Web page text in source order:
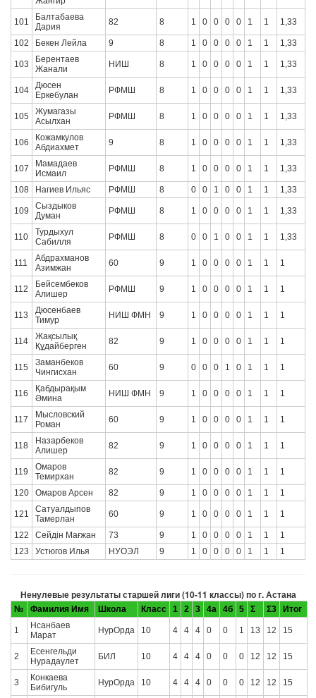
101
Балтабаева
Дария
82 8 1 0 0 0 0 1 1 1,33
102 Бекен Лейла 9 8 1 0 0 0 0 1 1 1,33
103
Берентаев
Жанали
НИШ 8 1 0 0 0 0 1 1 1,33
104
Дюсен
Еркебулан
РФМШ 8 1 0 0 0 0 1 1 1,33
105
Жумагазы
Асылхан
РФМШ 8 1 0 0 0 0 1 1 1,33
106
Кожамкулов
Абдиахмет
9 8 1 0 0 0 0 1 1 1,33
107
Мамадаев
Исмаил
РФМШ 8 1 0 0 0 0 1 1 1,33
108 Нагиев Ильяс РФМШ 8 0 0 1 0 0 1 1 1,33
109
Сыздыков
Думан
РФМШ 8 1 0 0 0 0 1 1 1,33
110
Турдыхул
Сабилля
РФМШ 8 0 0 1 0 0 1 1 1,33
111
Абдрахманов
Азимжан
60 9 1 0 0 0 0 1 1 1
112
Бейсембеков
Алишер
РФМШ 9 1 0 0 0 0 1 1 1
113
Дюсенбаев
Тимур
НИШ ФМН 9 1 0 0 0 0 1 1 1
114
Жақсылық
Құдайберген
82 9 1 0 0 0 0 1 1 1
115
Заманбеков
Чингисхан
60 9 0 0 0 1 0 1 1 1
116
Қабдырақым
Әмина
НИШ ФМН 9 1 0 0 0 0 1 1 1
117
Мысловский
Роман
60 9 1 0 0 0 0 1 1 1
118
Назарбеков
Алишер
82 9 1 0 0 0 0 1 1 1
119
Омаров
Темирхан
82 9 1 0 0 0 0 1 1 1
120 Омаров Арсен 82 9 1 0 0 0 0 1 1 1
121
Сатуалдыпов
Тамерлан
60 9 1 0 0 0 0 1 1 1
122 Сейдін Мағжан 73 9 1 0 0 0 0 1 1
1
123
Устюгов Илья НУОЭЛ 9 1 0 0 0 0 1 1 1
Ненулевые результаты старшей лиги (10-11 классы) по г. Астана
№ Фамилия Имя Школа Класс 1 2 3 4а 4б 5 Σ Σ3 Итог
1
Нсанбаев
Марат
НурОрда 10 4 4 4 0 0 1 13 12 15
2
Есенгельди
Нурадаулет
БИЛ 10 4 4 4 0 0 0 12 12 15
3
Конкаева
Бибигуль
НурОрда 10 4 4 4 0 0 0 12 12 15